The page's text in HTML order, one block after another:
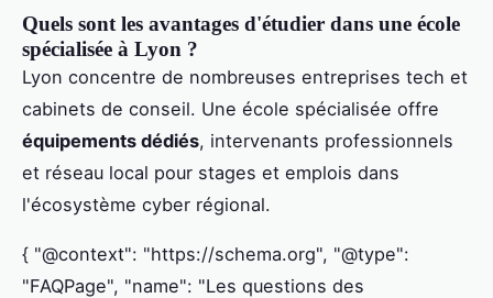
Quels sont les avantages d'étudier dans une école
spécialisée à Lyon ?
Lyon concentre de nombreuses entreprises tech et
cabinets de conseil. Une école spécialisée offre
équipements dédiés, intervenants professionnels
et réseau local pour stages et emplois dans
l'écosystème cyber régional.
{ "@context": "https://schema.org", "@type":
"FAQPage", "name": "Les questions des